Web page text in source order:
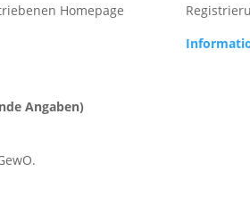
Homepage
Angaben)